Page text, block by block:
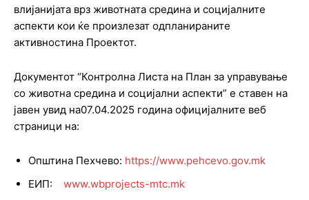
влијанијата врз животната средина и социјалните
аспекти кои ќе произлезат одпланираните
активностина Проектот.
Документот “Контролна Листа на План за управување
со животна средина и социјални аспекти” е ставен на
јавен увид на07.04.2025 година официјалните веб
страници на:
Општина Пехчево: https://www.pehcevo.gov.mk
ЕИП: www.wbprojects-mtc.mk